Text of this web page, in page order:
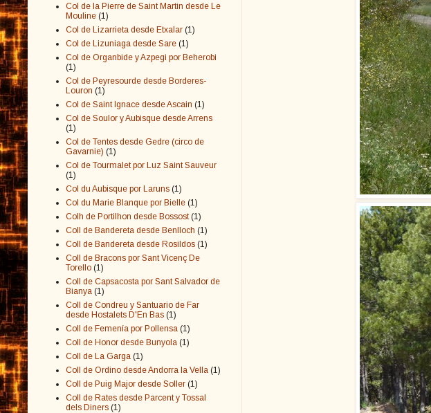
Col de la Pierre de Saint Martin desde Le
Mouline (1)
Col de Lizarrieta desde Etxalar (1)
Col de Lizuniaga desde Sare (1)
Col de Organbide y Azpegi por Beherobi
(1)
Col de Peyresourde desde Borderes-
Louron (1)
Col de Saint Ignace desde Ascain (1)
Col de Soulor y Aubisque desde Arrens
(1)
Col de Tentes desde Gedre (circo de
Gavarnie) (1)
Col de Tourmalet por Luz Saint Sauveur
(1)
Col du Aubisque por Laruns (1)
Col du Marie Blanque por Bielle (1)
Colh de Portilhon desde Bossost (1)
Coll de Bandereta desde Benlloch (1)
Coll de Bandereta desde Rosildos (1)
Coll de Bracons por Sant Vicenç De
Torello (1)
Coll de Capsacosta por Sant Salvador de
Bianya (1)
Coll de Condreu y Santuario de Far
desde Hostalets D'En Bas (1)
Coll de Femenía por Pollensa (1)
Coll de Honor desde Bunyola (1)
Coll de La Garga (1)
Coll de Ordino desde Andorra la Vella (1)
Coll de Puig Major desde Soller (1)
Coll de Rates desde Parcent y Tossal
dels Diners (1)